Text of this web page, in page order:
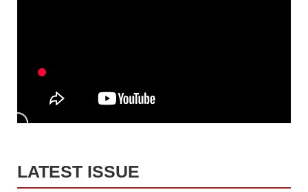
LATEST ISSUE